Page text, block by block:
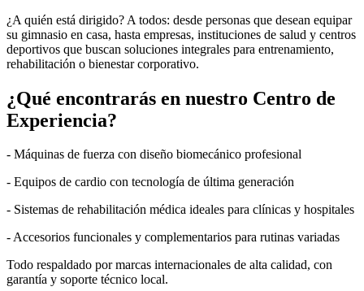
¿A quién está dirigido? A todos: desde personas que desean equipar
su gimnasio en casa, hasta empresas, instituciones de salud y centros
deportivos que buscan soluciones integrales para entrenamiento,
rehabilitación o bienestar corporativo.
¿Qué encontrarás en nuestro Centro de
Experiencia?
- Máquinas de fuerza con diseño biomecánico profesional
- Equipos de cardio con tecnología de última generación
- Sistemas de rehabilitación médica ideales para clínicas y hospitales
- Accesorios funcionales y complementarios para rutinas variadas
Todo respaldado por marcas internacionales de alta calidad, con
garantía y soporte técnico local.